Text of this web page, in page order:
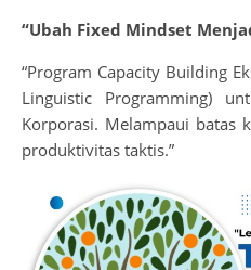
“Ubah Fixed Mindset
“Program Capacity Building
Linguistic Programming)
Korporasi. Melampaui batas
produktivitas taktis.”